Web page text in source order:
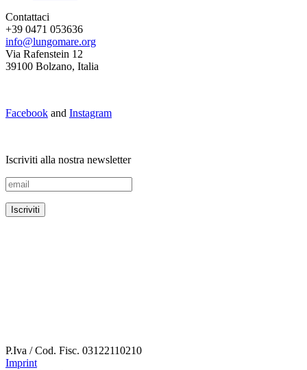
Contattaci
+39 0471 053636
info@lungomare.org
Via Rafenstein 12
39100 Bolzano, Italia
Facebook and Instagram
Iscriviti alla nostra newsletter
P.Iva / Cod. Fisc. 03122110210
Imprint